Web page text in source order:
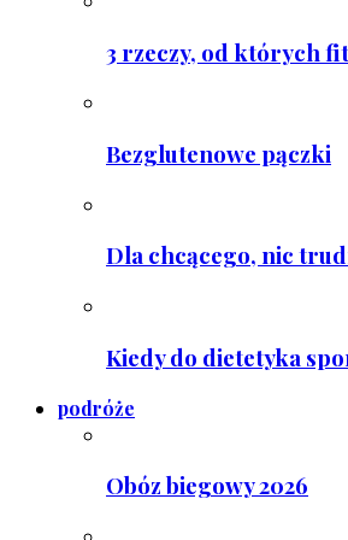
3 rzeczy, od których
Bezglutenowe pączki
Dla chcącego, nic
Kiedy do dietetyka
podróże
Obóz biegowy 2026